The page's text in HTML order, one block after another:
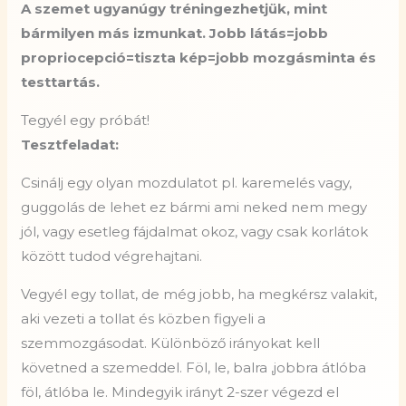
A szemet ugyanúgy tréningezhetjük, mint
bármilyen más izmunkat. Jobb látás=jobb
propriocepció=tiszta kép=jobb mozgásminta és
testtartás.
Tegyél egy próbát!
Tesztfeladat:
Csinálj egy olyan mozdulatot pl. karemelés vagy,
guggolás de lehet ez bármi ami neked nem megy
jól, vagy esetleg fájdalmat okoz, vagy csak korlátok
között tudod végrehajtani.
Vegyél egy tollat, de még jobb, ha megkérsz valakit,
aki vezeti a tollat és közben figyeli a
szemmozgásodat. Különböző irányokat kell
követned a szemeddel. Föl, le, balra ,jobbra átlóba
föl, átlóba le. Mindegyik irányt 2-szer végezd el